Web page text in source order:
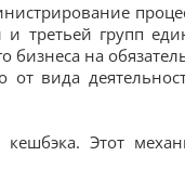
третьей групп
бизнеса на
от вида
Этот